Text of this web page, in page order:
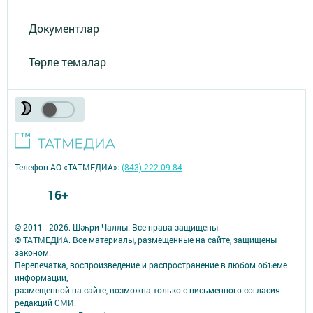
Документлар
Төрле темалар
© 2011 - 2026. Шәһри Чаллы. Все права защищены.
© ТАТМЕДИА. Все материалы, размещенные на сайте, защищены
законом.
Перепечатка, воспроизведение и распространение в любом объеме
информации,
размещенной на сайте, возможна только с письменного согласия
редакций СМИ.
Телефон АО «ТАТМЕДИА»:(843) 222 09 84
16+